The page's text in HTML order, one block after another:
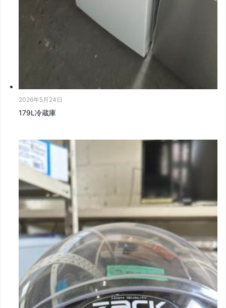
2026年5月24日
179L冷蔵庫